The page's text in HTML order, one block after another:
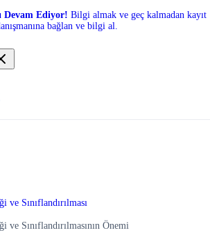
Devam Ediyor! Bilgi almak ve geç kalmadan kayıt
bağlan ve bilgi al.
ve Sınıflandırılması
ve Sınıflandırılmasının Önemi